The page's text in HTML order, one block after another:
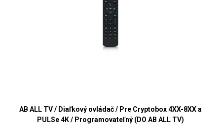
AB ALL TV / Diaľkový ovládač / Pre Cryptobox 4XX-8XX a
PULSe 4K / Programovateľný (DO AB ALL TV)